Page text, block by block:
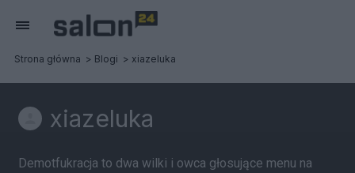
Strona główna Blogi xiazeluka
xiazeluka
Demotfukracja to dwa wilki i owca głosujące menu na